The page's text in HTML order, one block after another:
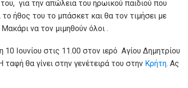
για την απώλεια του ηρωικού παιδιού που
ήθος του το μπάσκετ και θα τον τιμήσει με
να τον μιμηθούν όλοι .
Ιουνίου στις 11.00 στον ιερό Αγίου Δημητρίου
θα γίνει στην γενέτειρά του στην Κρήτη. Ας